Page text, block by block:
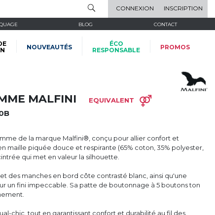
CONNEXION INSCRIPTION
BLOG CONTACT
NOUVEAUTÉS
ÉCO
RESPONSABLE
PROMOS
MALFINI EQUIVALENT
de la marque Malfini®, conçu pour allier confort et
maille piquée douce et respirante (65% coton, 35% polyester,
qui met en valeur la silhouette.
des manches en bord côte contrasté blanc, ainsi qu'une
un fini impeccable. Sa patte de boutonnage à 5 boutons ton
chic, tout en garantissant confort et durabilité au fil des